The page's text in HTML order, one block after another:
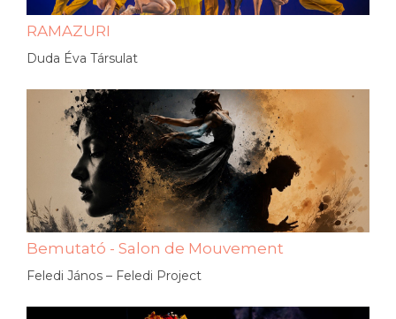
RAMAZURI
Duda Éva Társulat
Bemutató - Salon de Mouvement
Feledi János – Feledi Project